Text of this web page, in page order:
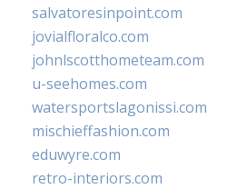
salvatoresinpoint.com
jovialfloralco.com
johnlscotthometeam.com
u-seehomes.com
watersportslagonissi.com
mischieffashion.com
eduwyre.com
retro-interiors.com